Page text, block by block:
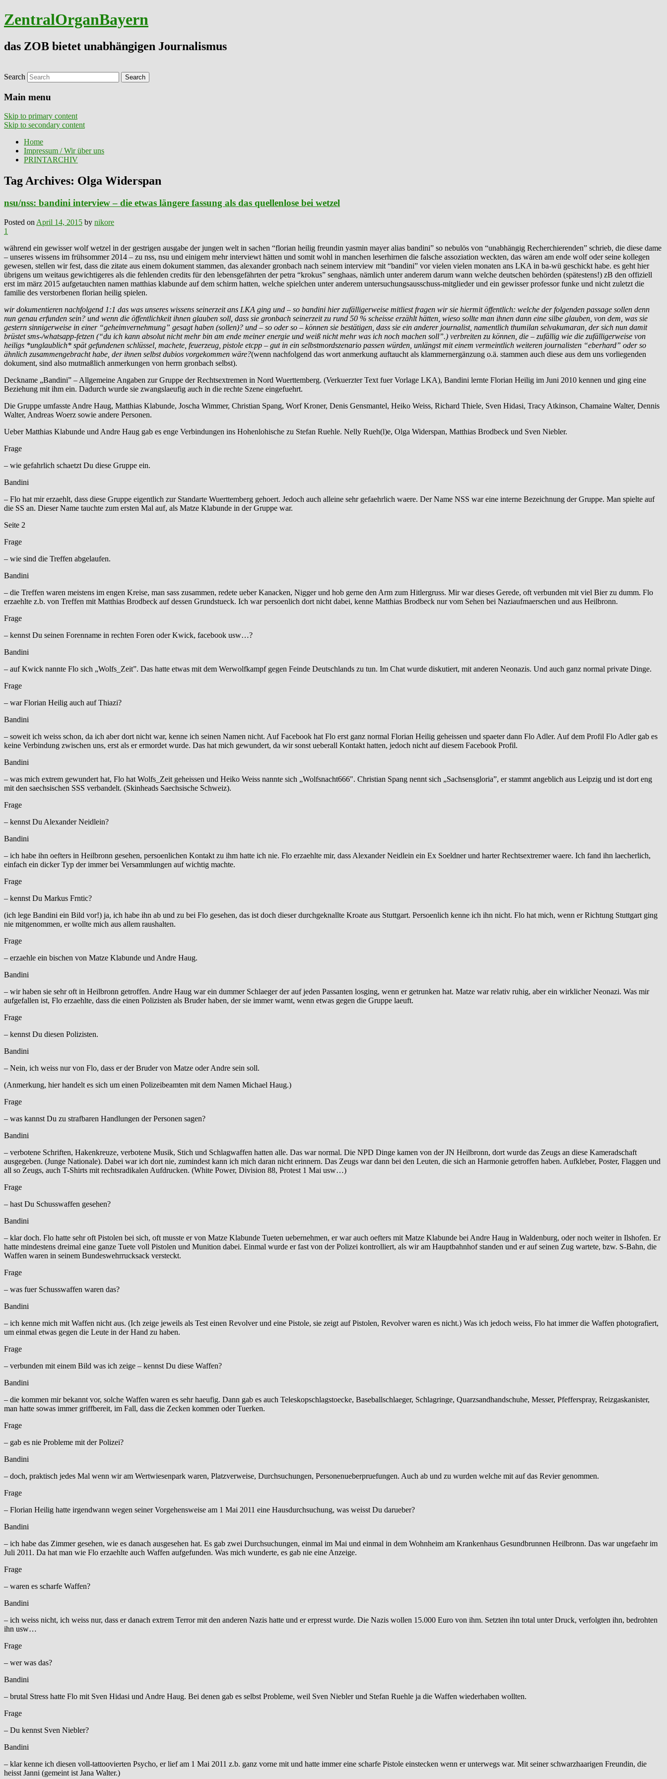
ZentralOrganBayern
das ZOB bietet unabhängigen Journalismus
Search
Main menu
Skip to primary content
Skip to secondary content
Home
Impressum / Wir über uns
PRINTARCHIV
Tag Archives: Olga Widerspan
nsu/nss: bandini interview – die etwas längere fassung als das quellenlose bei wetzel
Posted on April 14, 2015 by nikore
1
während ein gewisser wolf wetzel in der gestrigen ausgabe der jungen welt in sachen “florian heilig freundin yasmin mayer alias bandini” so nebulös von “unabhängig Recherchierenden” schrieb, die diese dame
– unseres wissens im frühsommer 2014 – zu nss, nsu und einigem mehr interviewt hätten und somit wohl in manchen leserhirnen die falsche assoziation weckten, das wären am ende wolf oder seine kollegen
gewesen, stellen wir fest, dass die zitate aus einem dokument stammen, das alexander gronbach nach seinem interview mit “bandini” vor vielen vielen monaten ans LKA in ba-wü geschickt habe. es geht hier
übrigens um weitaus gewichtigeres als die fehlenden credits für den lebensgefährten der petra “krokus” senghaas, nämlich unter anderem darum wann welche deutschen behörden (spätestens!) zB den offiziell
erst im märz 2015 aufgetauchten namen matthias klabunde auf dem schirm hatten, welche spielchen unter anderem untersuchungsausschuss-mitglieder und ein gewisser professor funke und nicht zuletzt die
familie des verstorbenen florian heilig spielen.
wir dokumentieren nachfolgend 1:1 das was unseres wissens seinerzeit ans LKA ging und – so bandini hier zufälligerweise mitliest fragen wir sie hiermit öffentlich: welche der folgenden passage sollen denn
nun genau erfunden sein? und wenn die öffentlichkeit ihnen glauben soll, dass sie gronbach seinerzeit zu rund 50 % scheisse erzählt hätten, wieso sollte man ihnen dann eine silbe glauben, von dem, was sie
gestern sinnigerweise in einer “geheimvernehmung” gesagt haben (sollen)? und – so oder so – können sie bestätigen, dass sie ein anderer journalist, namentlich thumilan selvakumaran, der sich nun damit
brüstet sms-/whatsapp-fetzen (“du ich kann absolut nicht mehr bin am ende meiner energie und weiß nicht mehr was ich noch machen soll”.) verbreiten zu können, die – zufällig wie die zufälligerweise von
heiligs *unglaublich* spät gefundenen schlüssel, machete, feuerzeug, pistole etcpp – gut in ein selbstmordszenario passen würden, unlängst mit einem vermeintlich weiteren journalisten “eberhard” oder so
ähnlich zusammengebracht habe, der ihnen selbst dubios vorgekommen wäre?(wenn nachfolgend das wort anmerkung auftaucht als klammernergänzung o.ä. stammen auch diese aus dem uns vorliegenden
dokument, sind also mutmaßlich anmerkungen von herrn gronbach selbst).
Deckname „Bandini” – Allgemeine Angaben zur Gruppe der Rechtsextremen in Nord Wuerttemberg. (Verkuerzter Text fuer Vorlage LKA), Bandini lernte Florian Heilig im Juni 2010 kennen und ging eine
Beziehung mit ihm ein. Dadurch wurde sie zwangslaeufig auch in die rechte Szene eingefuehrt.
Die Gruppe umfasste Andre Haug, Matthias Klabunde, Joscha Wimmer, Christian Spang, Worf Kroner, Denis Gensmantel, Heiko Weiss, Richard Thiele, Sven Hidasi, Tracy Atkinson, Chamaine Walter, Dennis
Walter, Andreas Woerz sowie andere Personen.
Ueber Matthias Klabunde und Andre Haug gab es enge Verbindungen ins Hohenlohische zu Stefan Ruehle. Nelly Rueh(l)e, Olga Widerspan, Matthias Brodbeck und Sven Niebler.
Frage
– wie gefahrlich schaetzt Du diese Gruppe ein.
Bandini
– Flo hat mir erzaehlt, dass diese Gruppe eigentlich zur Standarte Wuerttemberg gehoert. Jedoch auch alleine sehr gefaehrlich waere. Der Name NSS war eine interne Bezeichnung der Gruppe. Man spielte auf
die SS an. Dieser Name tauchte zum ersten Mal auf, als Matze Klabunde in der Gruppe war.
Seite 2
Frage
– wie sind die Treffen abgelaufen.
Bandini
– die Treffen waren meistens im engen Kreise, man sass zusammen, redete ueber Kanacken, Nigger und hob gerne den Arm zum Hitlergruss. Mir war dieses Gerede, oft verbunden mit viel Bier zu dumm. Flo
erzaehlte z.b. von Treffen mit Matthias Brodbeck auf dessen Grundstueck. Ich war persoenlich dort nicht dabei, kenne Matthias Brodbeck nur vom Sehen bei Naziaufmaerschen und aus Heilbronn.
Frage
– kennst Du seinen Forenname in rechten Foren oder Kwick, facebook usw…?
Bandini
– auf Kwick nannte Flo sich „Wolfs_Zeit”. Das hatte etwas mit dem Werwolfkampf gegen Feinde Deutschlands zu tun. Im Chat wurde diskutiert, mit anderen Neonazis. Und auch ganz normal private Dinge.
Frage
– war Florian Heilig auch auf Thiazi?
Bandini
– soweit ich weiss schon, da ich aber dort nicht war, kenne ich seinen Namen nicht. Auf Facebook hat Flo erst ganz normal Florian Heilig geheissen und spaeter dann Flo Adler. Auf dem Profil Flo Adler gab es
keine Verbindung zwischen uns, erst als er ermordet wurde. Das hat mich gewundert, da wir sonst ueberall Kontakt hatten, jedoch nicht auf diesem Facebook Profil.
Bandini
– was mich extrem gewundert hat, Flo hat Wolfs_Zeit geheissen und Heiko Weiss nannte sich „Wolfsnacht666″. Christian Spang nennt sich „Sachsensgloria”, er stammt angeblich aus Leipzig und ist dort eng
mit den saechsischen SSS verbandelt. (Skinheads Saechsische Schweiz).
Frage
– kennst Du Alexander Neidlein?
Bandini
– ich habe ihn oefters in Heilbronn gesehen, persoenlichen Kontakt zu ihm hatte ich nie. Flo erzaehlte mir, dass Alexander Neidlein ein Ex Soeldner und harter Rechtsextremer waere. Ich fand ihn laecherlich,
einfach ein dicker Typ der immer bei Versammlungen auf wichtig machte.
Frage
– kennst Du Markus Frntic?
(ich lege Bandini ein Bild vor!) ja, ich habe ihn ab und zu bei Flo gesehen, das ist doch dieser durchgeknallte Kroate aus Stuttgart. Persoenlich kenne ich ihn nicht. Flo hat mich, wenn er Richtung Stuttgart ging
nie mitgenommen, er wollte mich aus allem raushalten.
Frage
– erzaehle ein bischen von Matze Klabunde und Andre Haug.
Bandini
– wir haben sie sehr oft in Heilbronn getroffen. Andre Haug war ein dummer Schlaeger der auf jeden Passanten losging, wenn er getrunken hat. Matze war relativ ruhig, aber ein wirklicher Neonazi. Was mir
aufgefallen ist, Flo erzaehlte, dass die einen Polizisten als Bruder haben, der sie immer warnt, wenn etwas gegen die Gruppe laeuft.
Frage
– kennst Du diesen Polizisten.
Bandini
– Nein, ich weiss nur von Flo, dass er der Bruder von Matze oder Andre sein soll.
(Anmerkung, hier handelt es sich um einen Polizeibeamten mit dem Namen Michael Haug.)
Frage
– was kannst Du zu strafbaren Handlungen der Personen sagen?
Bandini
– verbotene Schriften, Hakenkreuze, verbotene Musik, Stich und Schlagwaffen hatten alle. Das war normal. Die NPD Dinge kamen von der JN Heilbronn, dort wurde das Zeugs an diese Kameradschaft
ausgegeben. (Junge Nationale). Dabei war ich dort nie, zumindest kann ich mich daran nicht erinnern. Das Zeugs war dann bei den Leuten, die sich an Harmonie getroffen haben. Aufkleber, Poster, Flaggen und
all so Zeugs, auch T-Shirts mit rechtsradikalen Aufdrucken. (White Power, Division 88, Protest 1 Mai usw…)
Frage
– hast Du Schusswaffen gesehen?
Bandini
– klar doch. Flo hatte sehr oft Pistolen bei sich, oft musste er von Matze Klabunde Tueten uebernehmen, er war auch oefters mit Matze Klabunde bei Andre Haug in Waldenburg, oder noch weiter in Ilshofen. Er
hatte mindestens dreimal eine ganze Tuete voll Pistolen und Munition dabei. Einmal wurde er fast von der Polizei kontrolliert, als wir am Hauptbahnhof standen und er auf seinen Zug wartete, bzw. S-Bahn, die
Waffen waren in seinem Bundeswehrrucksack versteckt.
Frage
– was fuer Schusswaffen waren das?
Bandini
– ich kenne mich mit Waffen nicht aus. (Ich zeige jeweils als Test einen Revolver und eine Pistole, sie zeigt auf Pistolen, Revolver waren es nicht.) Was ich jedoch weiss, Flo hat immer die Waffen photografiert,
um einmal etwas gegen die Leute in der Hand zu haben.
Frage
– verbunden mit einem Bild was ich zeige – kennst Du diese Waffen?
Bandini
– die kommen mir bekannt vor, solche Waffen waren es sehr haeufig. Dann gab es auch Teleskopschlagstoecke, Baseballschlaeger, Schlagringe, Quarzsandhandschuhe, Messer, Pfefferspray, Reizgaskanister,
man hatte sowas immer griffbereit, im Fall, dass die Zecken kommen oder Tuerken.
Frage
– gab es nie Probleme mit der Polizei?
Bandini
– doch, praktisch jedes Mal wenn wir am Wertwiesenpark waren, Platzverweise, Durchsuchungen, Personenueberpruefungen. Auch ab und zu wurden welche mit auf das Revier genommen.
Frage
– Florian Heilig hatte irgendwann wegen seiner Vorgehensweise am 1 Mai 2011 eine Hausdurchsuchung, was weisst Du darueber?
Bandini
– ich habe das Zimmer gesehen, wie es danach ausgesehen hat. Es gab zwei Durchsuchungen, einmal im Mai und einmal in dem Wohnheim am Krankenhaus Gesundbrunnen Heilbronn. Das war ungefaehr im
Juli 2011. Da hat man wie Flo erzaehlte auch Waffen aufgefunden. Was mich wunderte, es gab nie eine Anzeige.
Frage
– waren es scharfe Waffen?
Bandini
– ich weiss nicht, ich weiss nur, dass er danach extrem Terror mit den anderen Nazis hatte und er erpresst wurde. Die Nazis wollen 15.000 Euro von ihm. Setzten ihn total unter Druck, verfolgten ihn, bedrohten
ihn usw…
Frage
– wer was das?
Bandini
– brutal Stress hatte Flo mit Sven Hidasi und Andre Haug. Bei denen gab es selbst Probleme, weil Sven Niebler und Stefan Ruehle ja die Waffen wiederhaben wollten.
Frage
– Du kennst Sven Niebler?
Bandini
– klar kenne ich diesen voll-tattoovierten Psycho, er lief am 1 Mai 2011 z.b. ganz vorne mit und hatte immer eine scharfe Pistole einstecken wenn er unterwegs war. Mit seiner schwarzhaarigen Freundin, die
heisst Janni (gemeint ist Jana Walter.)